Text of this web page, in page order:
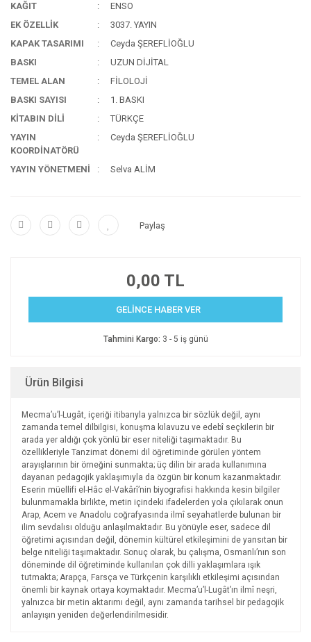
KAĞIT
ENSO
EK ÖZELLİK
3037. YAYIN
KAPAK TASARIMI
Ceyda ŞEREFLİOĞLU
BASKI
UZUN DİJİTAL
TEMEL ALAN
FİLOLOJİ
BASKI SAYISI
1. BASKI
KİTABIN DİLİ
TÜRKÇE
YAYIN
KOORDİNATÖRÜ
Ceyda ŞEREFLİOĞLU
YAYIN YÖNETMENİ Selva ALİM
Paylaş
0,00 TL
GELİNCE HABER VER
Tahmini Kargo: 3 - 5 iş günü
Ürün Bilgisi
Mecma’u’l-Lugât, içeriği itibarıyla yalnızca bir sözlük değil, aynı
zamanda temel dilbilgisi, konuşma kılavuzu ve edebî seçkilerin bir
arada yer aldığı çok yönlü bir eser niteliği taşımaktadır. Bu
özellikleriyle Tanzimat dönemi dil öğretiminde görülen yöntem
arayışlarının bir örneğini sunmakta; üç dilin bir arada kullanımına
dayanan pedagojik yaklaşımıyla da özgün bir konum kazanmaktadır.
Eserin müellifi el-Hâc el-Vakârî’nin biyografisi hakkında kesin bilgiler
bulunmamakla birlikte, metin içindeki ifadelerden yola çıkılarak onun
Arap, Acem ve Anadolu coğrafyasında ilmî seyahatlerde bulunan bir
ilim sevdalısı olduğu anlaşılmaktadır. Bu yönüyle eser, sadece dil
öğretimi açısından değil, dönemin kültürel etkileşimini de yansıtan bir
belge niteliği taşımaktadır. Sonuç olarak, bu çalışma, Osmanlı’nın son
döneminde dil öğretiminde kullanılan çok dilli yaklaşımlara ışık
tutmakta; Arapça, Farsça ve Türkçenin karşılıklı etkileşimi açısından
önemli bir kaynak ortaya koymaktadır. Mecma’u’l-Lugât’ın ilmî neşri,
yalnızca bir metin aktarımı değil, aynı zamanda tarihsel bir pedagojik
anlayışın yeniden değerlendirilmesidir.